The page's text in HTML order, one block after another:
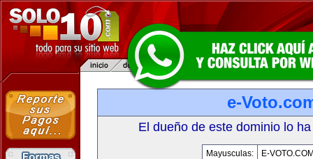
e-
El dueño de este dominio lo
Mayusculas:
E-